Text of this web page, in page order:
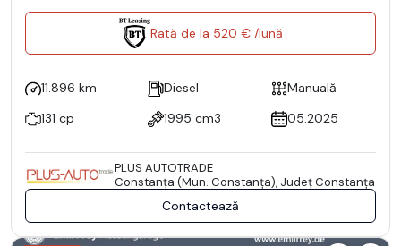
Rată de la 520 € /lună
11.896 km Diesel
Manuală
131 cp
1995 cm3 05.2025
PLUS AUTOTRADE
Constanţa (Mun. Constanţa), Județ Constanţa
Contactează